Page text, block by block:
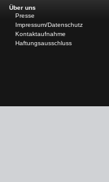
Über uns
Presse
Impressum/Datenschutz
Kontaktaufnahme
Haftungsausschluss